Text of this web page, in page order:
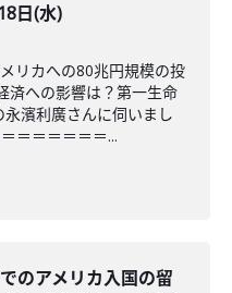
日(水)
リカへの80兆円規模の投
済への影響は？第一生命
濱利廣さんに伺いまし
＝＝＝＝＝＝...
でのアメリカ入国の留